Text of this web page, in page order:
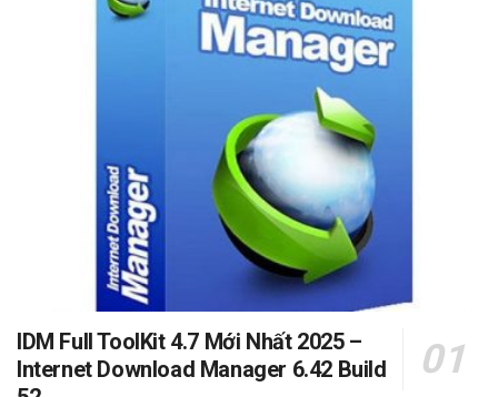
IDM Full ToolKit 4.7 Mới Nhất 2025 –
Internet Download Manager 6.42 Build